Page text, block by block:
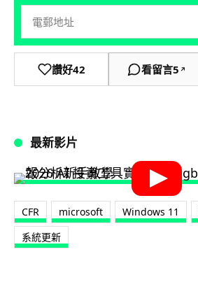
讚好42 看留言5 ↗
最新影片
CFR microsoft Windows 11
系統更新